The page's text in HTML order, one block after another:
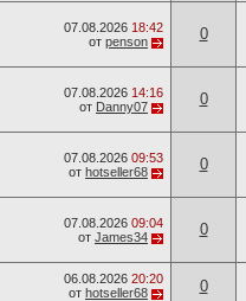
07.08.2026 18:42
от penson 0
07.08.2026 14:16
от Danny07 0
07.08.2026 09:53
от hotseller68 0
07.08.2026 09:04
от James34 0
06.08.2026 20:20
от hotseller68 0